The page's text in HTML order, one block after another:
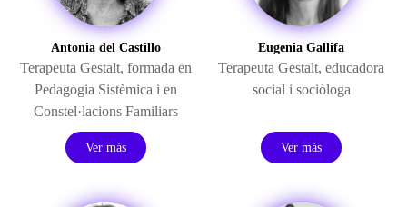
Antonia del Castillo
Terapeuta Gestalt, formada en
Pedagogia Sistèmica i en
Constel·lacions Familiars
Ver más
Eugenia Gallifa
Terapeuta Gestalt, educadora
social i sociòloga
Ver más